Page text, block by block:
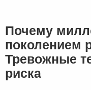
Почему
поколением
Тревожные
риска